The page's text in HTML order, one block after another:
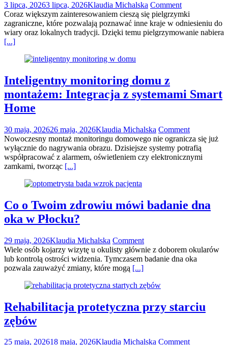
3 lipca, 20263 lipca, 2026Klaudia Michalska Comment
Coraz większym zainteresowaniem cieszą się pielgrzymki
zagraniczne, które pozwalają poznawać inne kraje w odniesieniu do
wiary oraz lokalnych tradycji. Dzięki temu pielgrzymowanie nabiera
[...]
Inteligentny monitoring domu z
montażem: Integracja z systemami Smart
Home
30 maja, 202626 maja, 2026Klaudia Michalska Comment
Nowoczesny montaż monitoringu domowego nie ogranicza się już
wyłącznie do nagrywania obrazu. Dzisiejsze systemy potrafią
współpracować z alarmem, oświetleniem czy elektronicznymi
zamkami, tworząc [...]
Co o Twoim zdrowiu mówi badanie dna
oka w Płocku?
29 maja, 2026Klaudia Michalska Comment
Wiele osób kojarzy wizytę u okulisty głównie z doborem okularów
lub kontrolą ostrości widzenia. Tymczasem badanie dna oka
pozwala zauważyć zmiany, które mogą [...]
Rehabilitacja protetyczna przy starciu
zębów
25 maja, 202618 maja, 2026Klaudia Michalska Comment